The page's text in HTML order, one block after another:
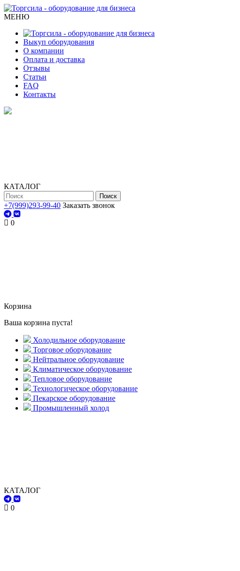
МЕНЮ
Выкуп оборудования
О компании
Оплата и доставка
Отзывы
Статьи
FAQ
Контакты
КАТАЛОГ
Поиск
+7(999)293-99-40 Заказать звонок
0
Корзина
Ваша корзина пуста!
Холодильное оборудование
Торговое оборудование
Нейтральное оборудование
Климатическое оборудование
Тепловое оборудование
Технологическое оборудование
Пекарское оборудование
Промышленный холод
КАТАЛОГ
0